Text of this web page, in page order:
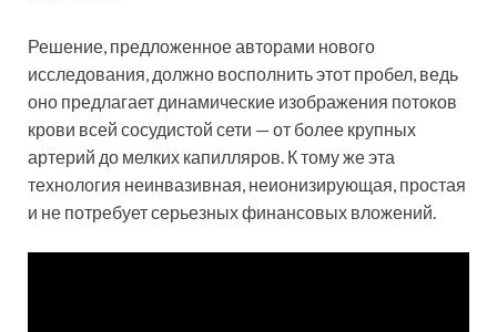
Решение, предложенное авторами нового
исследования, должно восполнить этот пробел, ведь
оно предлагает динамические изображения потоков
крови всей сосудистой сети — от более крупных
артерий до мелких капилляров. К тому же эта
технология неинвазивная, неионизирующая, простая
и не потребует серьезных финансовых вложений.